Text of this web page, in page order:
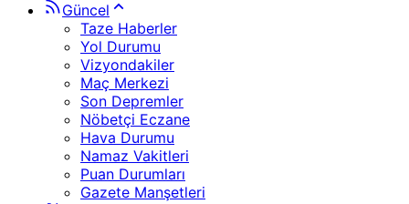
Güncel
Taze Haberler
Yol Durumu
Vizyondakiler
Maç Merkezi
Son Depremler
Nöbetçi Eczane
Hava Durumu
Namaz Vakitleri
Puan Durumları
Gazete Manşetleri